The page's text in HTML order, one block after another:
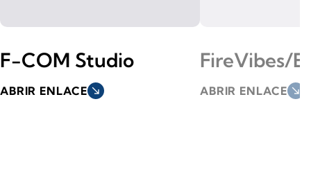
F-COM Studio
ABRIR ENLACE south_east
FireVibes/
ABRIR ENLACE south_east